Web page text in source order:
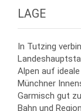
LAGE
In Tutzing
Alpen auf
Münchner
Garmisch gut
Bahn und